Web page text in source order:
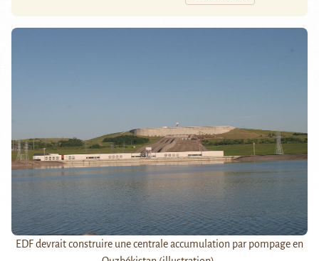
EDF devrait construire une centrale accumulation par pompage en